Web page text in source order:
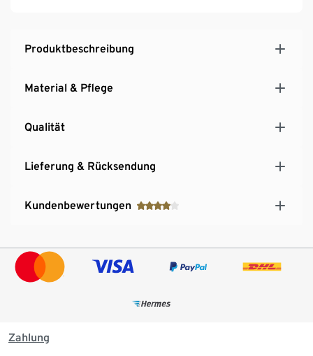
Produktbeschreibung
Material & Pflege
Qualität
Lieferung & Rücksendung
Kundenbewertungen
Zahlung